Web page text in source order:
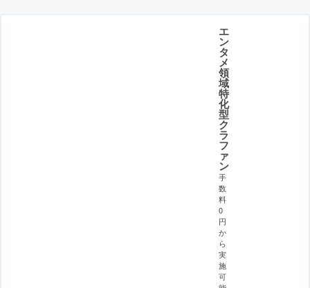
エ
ン
タ
メ
領
域
特
化
型
ク
ラ
フ
ァ
ン
手
数
料
0
円
か
ら
実
施
可